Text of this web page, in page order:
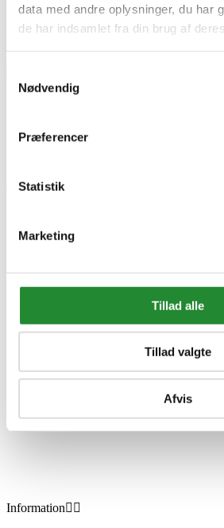
data med andre oplysninger, du har
de har indsamlet fra din brug af
Nødvendig
Præferencer
Statistik
Marketing
Tillad alle
Tillad valgte
Afvis
Skriv produktanmeldelse
Wimex
DKK 19.309,00
Information 